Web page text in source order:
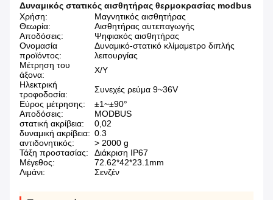
Δυναμικός στατικός αισθητήρας θερμοκρασίας modbus
Χρήση:
Μαγνητικός αισθητήρας
Θεωρία:
Αισθητήρας αυτεπαγωγής
Αποδόσεις:
Ψηφιακός αισθητήρας
Ονομασία
προϊόντος:
Δυναμικό-στατικό κλίμαμετρο διπλής
λειτουργίας
Μέτρηση του
άξονα:
Χ/Υ
Ηλεκτρική
τροφοδοσία:
Συνεχές ρεύμα 9~36V
Εύρος μέτρησης:
±1~±90°
Αποδόσεις:
MODBUS
στατική ακρίβεια:
0,02
δυναμική ακρίβεια: 0.3
αντιδονητικός:
> 2000 g
Τάξη προστασίας:
Διάκριση IP67
Μέγεθος:
72.62*42*23.1mm
Λιμάνι:
Σενζέν